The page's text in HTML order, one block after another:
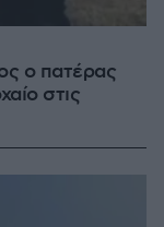
ο πατέρας
στις